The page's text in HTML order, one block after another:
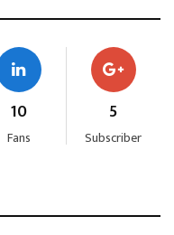
10
Fans
5
Subscriber